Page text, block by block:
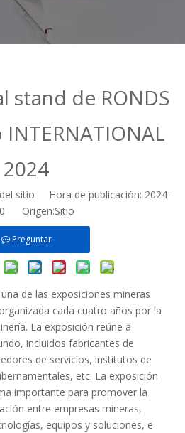
stand de RONDS
2024
sitio Hora de publicación: 2024-
Origen:Sitio
Preguntar
de las exposiciones mineras
cada cuatro años por la
La exposición reúne a
incluidos fabricantes de
de servicios, institutos de
etc. La exposición
importante para promover la
entre empresas mineras,
equipos y soluciones, e